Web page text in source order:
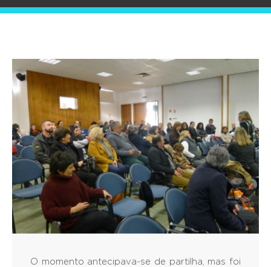
O momento antecipava-se de partilha, mas foi